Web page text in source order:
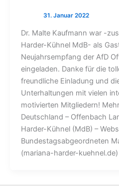
Dr. Malte Kaufmann war -
Harder-Kühnel MdB- als
Neujahrsempfang der AfD
eingeladen. Danke für die
freundliche Einladung und
Unterhaltungen mit vielen
motivierten Mitgliedern!
Deutschland – Offenbach
Harder-Kühnel (MdB) –
Bundestagsabgeordneten
(mariana-harder-kuehnel.de)